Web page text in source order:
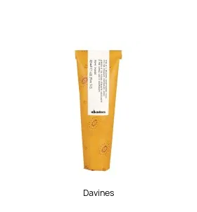
Davines